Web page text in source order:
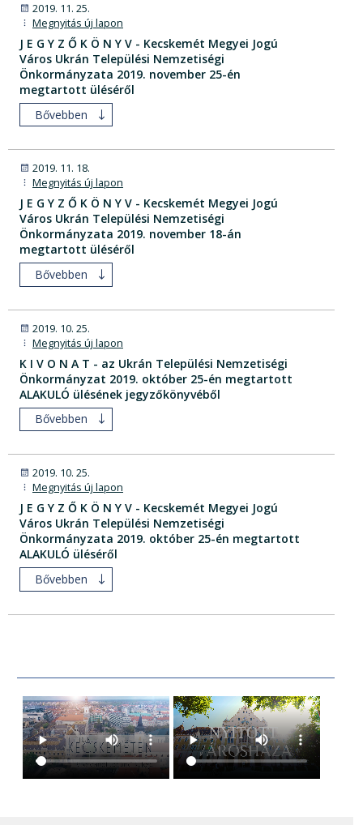
2019. 11. 25.
Megnyitás új lapon
J E G Y Z Ő K Ö N Y V - Kecskemét Megyei Jogú
Város Ukrán Települési Nemzetiségi
Önkormányzata 2019. november 25-én
megtartott üléséről
Bővebben
2019. 11. 18.
Megnyitás új lapon
J E G Y Z Ő K Ö N Y V - Kecskemét Megyei Jogú
Város Ukrán Települési Nemzetiségi
Önkormányzata 2019. november 18-án
megtartott üléséről
Bővebben
2019. 10. 25.
Megnyitás új lapon
K I V O N A T - az Ukrán Települési Nemzetiségi
Önkormányzat 2019. október 25-én megtartott
ALAKULÓ ülésének jegyzőkönyvéből
Bővebben
2019. 10. 25.
Megnyitás új lapon
J E G Y Z Ő K Ö N Y V - Kecskemét Megyei Jogú
Város Ukrán Települési Nemzetiségi
Önkormányzata 2019. október 25-én megtartott
ALAKULÓ üléséről
Bővebben